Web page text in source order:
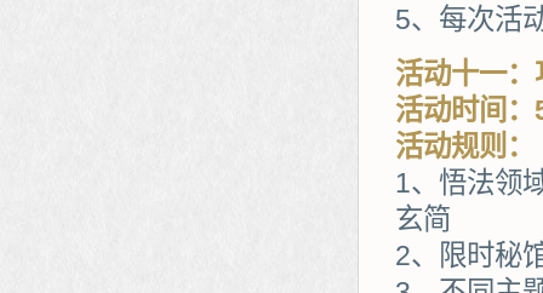
5、每次活
活动十一
活动时间
活动规则：
1、悟法领
玄简
2、限时秘